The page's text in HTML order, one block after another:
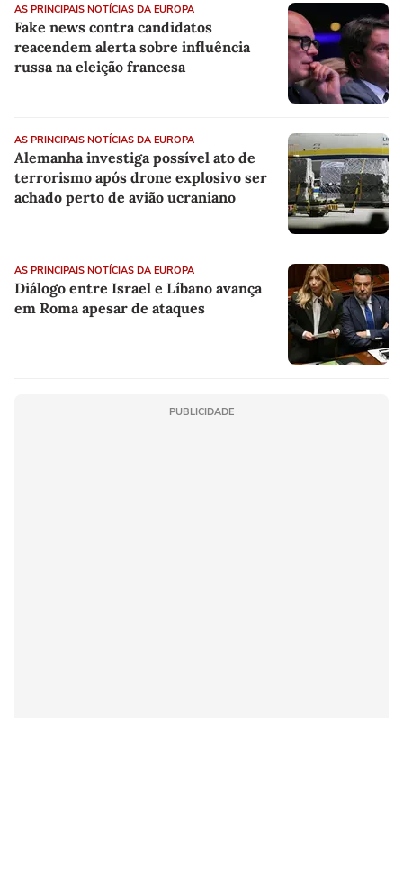
AS PRINCIPAIS NOTÍCIAS DA EUROPA
Fake news contra candidatos
reacendem alerta sobre influência
russa na eleição francesa
AS PRINCIPAIS NOTÍCIAS DA EUROPA
Alemanha investiga possível ato de
terrorismo após drone explosivo ser
achado perto de avião ucraniano
AS PRINCIPAIS NOTÍCIAS DA EUROPA
Diálogo entre Israel e Líbano avança
em Roma apesar de ataques
PUBLICIDADE